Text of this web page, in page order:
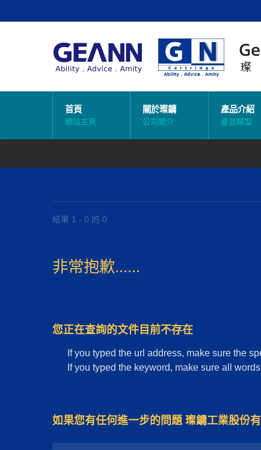
首頁
網站主頁
關於璨鏞
公司簡介
產品介紹
產品類型
結果 1 - 0 的 0
非常抱歉......
您正在查詢的文件目前不存在
If you typed the url address, make sure the
If you typed the keyword, make sure all
如果您有任何進一步的問題 璨鏞工業股份